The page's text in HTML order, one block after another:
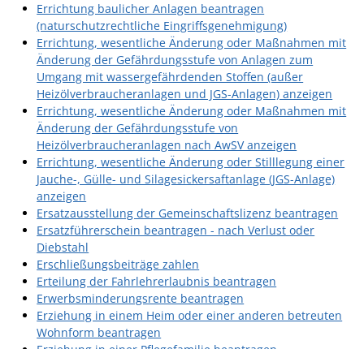
Errichtung baulicher Anlagen beantragen
(naturschutzrechtliche Eingriffsgenehmigung)
Errichtung, wesentliche Änderung oder Maßnahmen mit
Änderung der Gefährdungsstufe von Anlagen zum
Umgang mit wassergefährdenden Stoffen (außer
Heizölverbraucheranlagen und JGS-Anlagen) anzeigen
Errichtung, wesentliche Änderung oder Maßnahmen mit
Änderung der Gefährdungsstufe von
Heizölverbraucheranlagen nach AwSV anzeigen
Errichtung, wesentliche Änderung oder Stilllegung einer
Jauche-, Gülle- und Silagesickersaftanlage (JGS-Anlage)
anzeigen
Ersatzausstellung der Gemeinschaftslizenz beantragen
Ersatzführerschein beantragen - nach Verlust oder
Diebstahl
Erschließungsbeiträge zahlen
Erteilung der Fahrlehrerlaubnis beantragen
Erwerbsminderungsrente beantragen
Erziehung in einem Heim oder einer anderen betreuten
Wohnform beantragen